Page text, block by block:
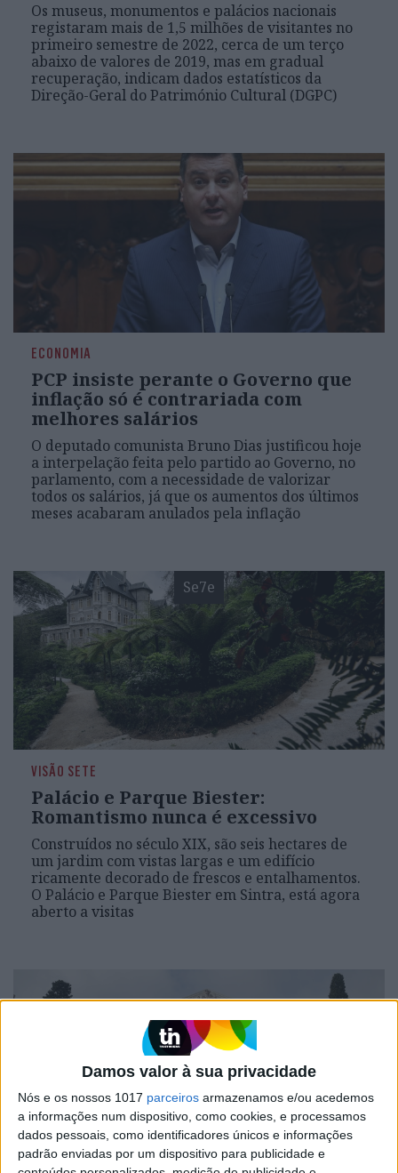
Damos valor à sua privacidade
Nós e os nossos 1017 parceiros armazenamos e/ou acedemos
a informações num dispositivo, como cookies, e processamos
dados pessoais, como identificadores únicos e informações
padrão enviadas por um dispositivo para publicidade e
Os museus, monumentos e palácios nacionais
registaram mais de 1,5 milhões de visitantes no
primeiro semestre de 2022, cerca de um terço
abaixo de valores de 2019, mas em gradual
recuperação, indicam dados estatísticos da
Direção-Geral do Património Cultural (DGPC)
ECONOMIA
PCP insiste perante o Governo que
inflação só é contrariada com
melhores salários
O deputado comunista Bruno Dias justificou hoje
a interpelação feita pelo partido ao Governo, no
parlamento, com a necessidade de valorizar
todos os salários, já que os aumentos dos últimos
meses acabaram anulados pela inflação
Se7e
VISÃO SETE
Palácio e Parque Biester:
Romantismo nunca é excessivo
Construídos no século XIX, são seis hectares de
um jardim com vistas largas e um edifício
ricamente decorado de frescos e entalhamentos.
O Palácio e Parque Biester em Sintra, está agora
aberto a visitas
CULTURA